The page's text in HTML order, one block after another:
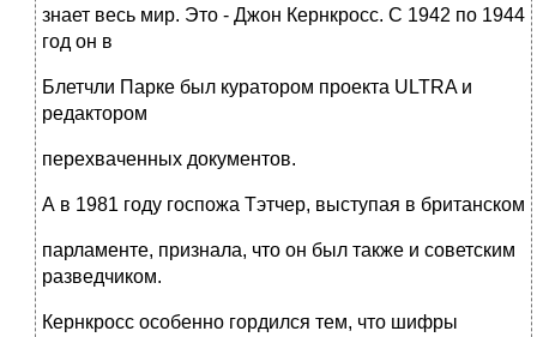
знает весь мир. Это - Джон Кернкросс. С 1942 по 1944
год он в
Блетчли Парке был куратором проекта ULTRA и
редактором
перехваченных документов.
А в 1981 году госпожа Тэтчер, выступая в британском
парламенте, признала, что он был также и советским
разведчиком.
Кернкросс особенно гордился тем, что шифры